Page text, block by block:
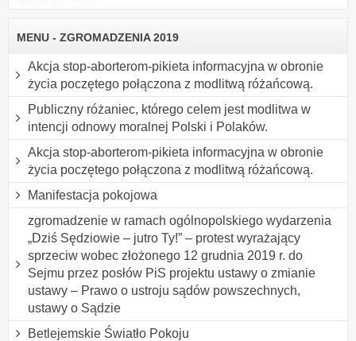
MENU - ZGROMADZENIA 2019
Akcja stop-aborterom-pikieta informacyjna w obronie
życia poczętego połączona z modlitwą różańcową.
Publiczny różaniec, którego celem jest modlitwa w
intencji odnowy moralnej Polski i Polaków.
Akcja stop-aborterom-pikieta informacyjna w obronie
życia poczętego połączona z modlitwą różańcową.
Manifestacja pokojowa
zgromadzenie w ramach ogólnopolskiego wydarzenia
„Dziś Sędziowie – jutro Ty!” – protest wyrażający
sprzeciw wobec złożonego 12 grudnia 2019 r. do
Sejmu przez posłów PiS projektu ustawy o zmianie
ustawy – Prawo o ustroju sądów powszechnych,
ustawy o Sądzie
Betlejemskie Światło Pokoju